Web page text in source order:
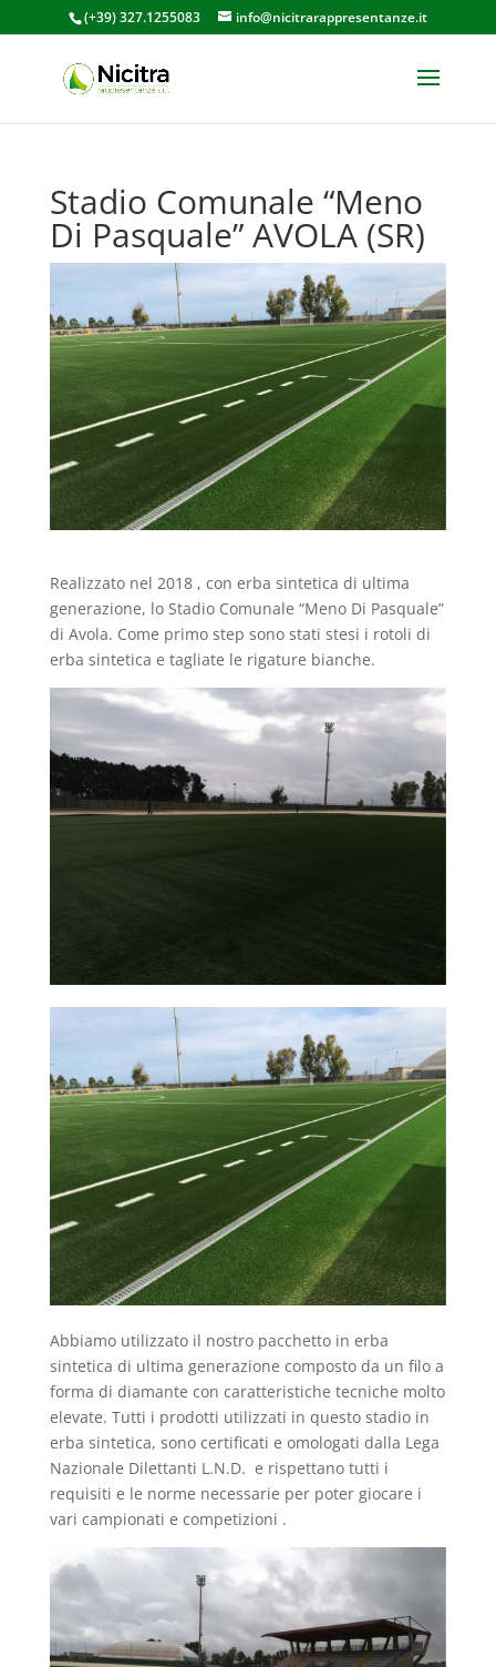
(+39) 327.1255083 info@nicitrarappresentanze.it
Stadio Comunale “Meno
Di Pasquale” AVOLA (SR)
Realizzato nel 2018 , con erba sintetica di ultima
generazione, lo Stadio Comunale “Meno Di Pasquale”
di Avola. Come primo step sono stati stesi i rotoli di
erba sintetica e tagliate le rigature bianche.
Abbiamo utilizzato il nostro pacchetto in erba
sintetica di ultima generazione composto da un filo a
forma di diamante con caratteristiche tecniche molto
elevate. Tutti i prodotti utilizzati in questo stadio in
erba sintetica, sono certificati e omologati dalla Lega
Nazionale Dilettanti L.N.D. e rispettano tutti i
requisiti e le norme necessarie per poter giocare i
vari campionati e competizioni .